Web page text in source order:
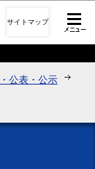
サイトマップ
公表・公示